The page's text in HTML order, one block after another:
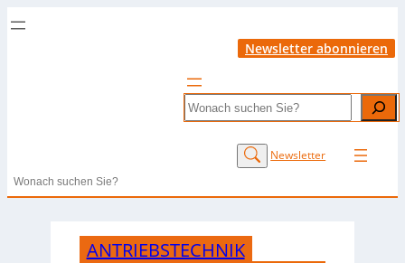
Newsletter abonnieren
Search
Newsletter
Search
ANTRIEBSTECHNIK